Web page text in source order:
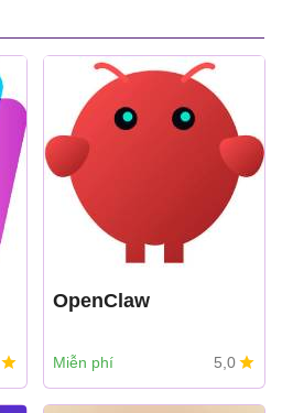
OpenClaw
Miễn phí 5,0